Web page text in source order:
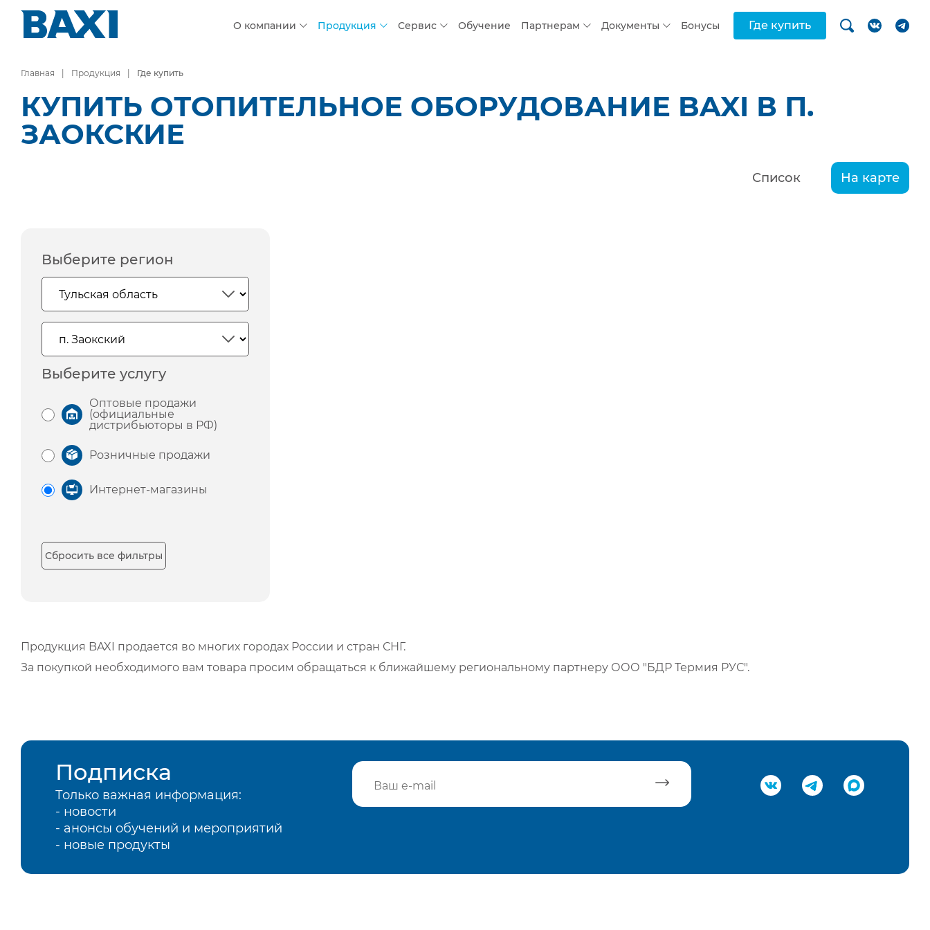
О компании Продукция Сервис Обучение Партнерам Документы Бонусы Где купить
Главная Продукция Где купить
КУПИТЬ ОТОПИТЕЛЬНОЕ ОБОРУДОВАНИЕ BAXI В П.
ЗАОКСКИЕ
Список На карте
Выберите регион
Выберите услугу
Оптовые продажи
(официальные
дистрибьюторы в РФ)
Розничные продажи
Интернет-магазины
Сбросить все фильтры
Продукция BAXI продается во многих городах России и стран СНГ.
За покупкой необходимого вам товара просим обращаться к ближайшему региональному партнеру ООО "БДР Термия РУС".
Подписка
Только важная информация:
- новости
- анонсы обучений и мероприятий
- новые продукты